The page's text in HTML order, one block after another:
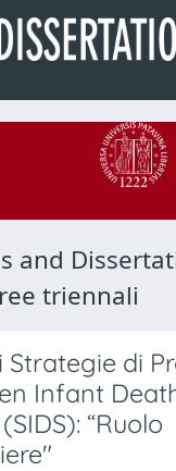
and
triennali
Strategie di
Infant
“Ruolo